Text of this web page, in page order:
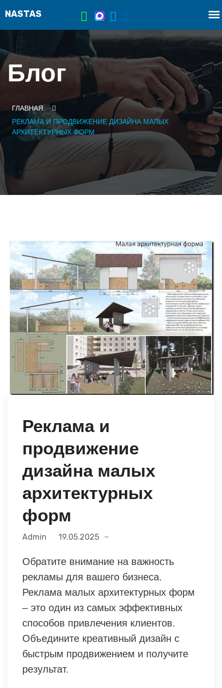
Блог
ГЛАВНАЯ
РЕКЛАМА И ПРОДВИЖЕНИЕ ДИЗАЙНА МАЛЫХ
АРХИТЕКТУРНЫХ ФОРМ
Реклама и
продвижение
дизайна малых
архитектурных
форм
Admin 19.05.2025
Обратите внимание на важность
рекламы для вашего бизнеса.
Реклама малых архитектурных форм
– это один из самых эффективных
способов привлечения клиентов.
Объедините креативный дизайн с
быстрым продвижением и получите
результат.